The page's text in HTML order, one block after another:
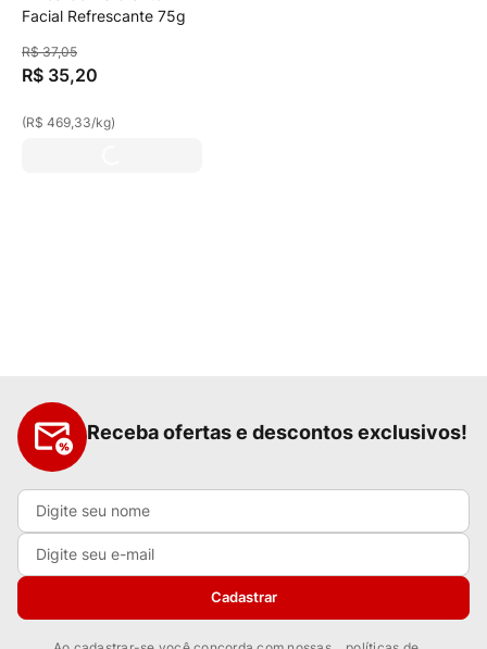
Facial Refrescante 75g
R$ 37,05
R$ 35,20
(R$ 469,33/kg)
Receba ofertas e descontos exclusivos!
Cadastrar